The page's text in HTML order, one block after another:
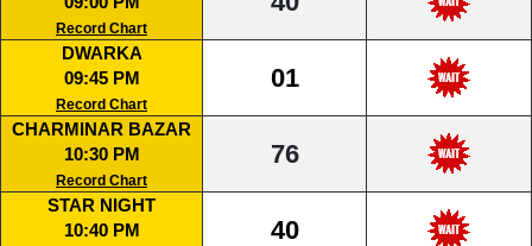
Record Chart
DWARKA
09:45 PM
Record Chart
01
CHARMINAR BAZAR
10:30 PM
Record Chart
76
STAR NIGHT
10:40 PM
40